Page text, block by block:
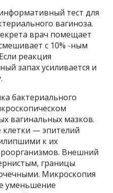
тест для
вагиноза.
врач помещает
с 10% -ным
реакция
запах усиливается и
бактериального
вагинальных мазков.
— эпителий
к их
Внешний
границы
Микроскопия
уменьшение